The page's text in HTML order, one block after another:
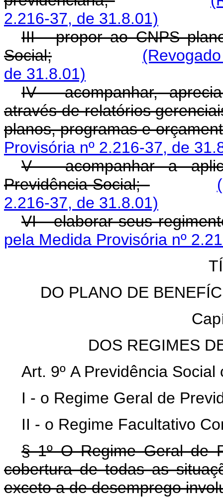
2.216-37, de 31.8.01)
III - propor ao CNPS
Social;
de 31.8.01)
IV - acompanhar,
através de relatórios
planos, programas e
Provisória nº 2.216-37, de
V - acompanhar a
Previdência Social;
2.216-37, de 31.8.01)
VI - elaborar seus
pela Medida Provisória nº
DO PLANO DE
DOS REGIMES
Art. 9º A Previdência Social
I - o Regime Geral de
II - o Regime Facultativo
§ 1º O Regime Geral de
cobertura de todas as
exceto a de desemprego